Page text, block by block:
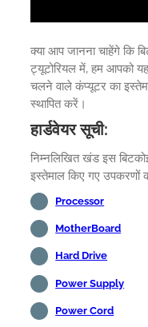
क्या आप जानना चाहेंगे कि
ट्यूटोरियल में, हम आपको
चलने वाले कंप्यूटर का
स्थापित करें।
हार्डवेयर सूची:
निम्नलिखित खंड इस
इस्तेमाल किए गए उपकरणों
Processor
MotherBoard
Hard Drive
Power Supply
Power Cord